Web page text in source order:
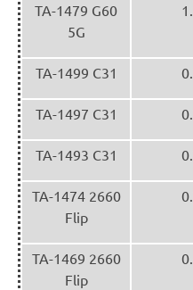
TA-1479 G60
5G
TA-1499 C31
TA-1497 C31
TA-1493 C31
TA-1474 2660
Flip
TA-1469 2660
Flip